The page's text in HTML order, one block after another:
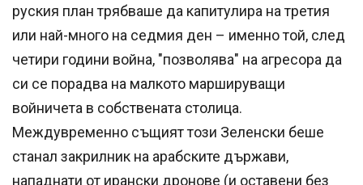
руския план трябваше да капитулира на третия
или най-много на седмия ден – именно той, след
четири години война, "позволява" на агресора да
си се порадва на малкото маршируващи
войничета в собствената столица.
Междувременно същият този Зеленски беше
станал закрилник на арабските държави,
нападнати от ирански дронове (и оставени без